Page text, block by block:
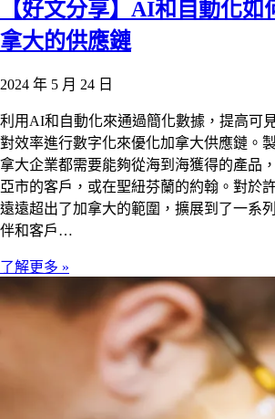
【好文分享】AI和自動化如
拿大的供應鏈
2024 年 5 月 24 日
利用AI和自動化來通過簡化數據，提高可
對效率進行數字化來優化加拿大供應鏈。
拿大企業都需要能夠從海到海獲得的產品
亞市的客戶，或在聖紐芬蘭的約翰。對於
遠遠超出了加拿大的範圍，擴展到了一系
伴和客戶…
了解更多 »